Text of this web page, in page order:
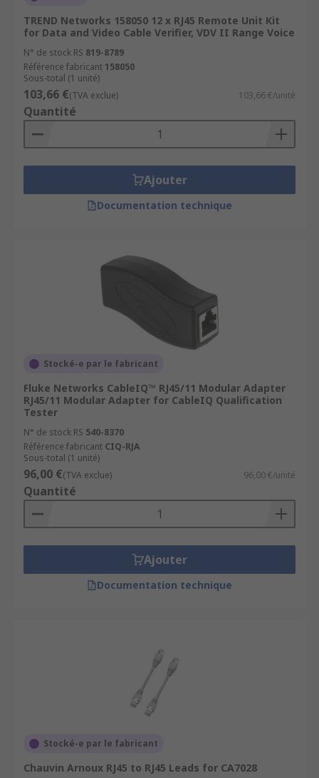
TREND Networks 158050 12 x RJ45 Remote Unit Kit
for Data and Video Cable Verifier, VDV II Range Voice
N° de stock RS 819-8789
Référence fabricant 158050
Sous-total (1 unité)
103,66 €(TVA exclue) 103,66 €/unité
Quantité
Ajouter
Documentation technique
Stocké-e par le fabricant
Fluke Networks CableIQ™ RJ45/11 Modular Adapter
RJ45/11 Modular Adapter for CableIQ Qualification
Tester
N° de stock RS 540-8370
Référence fabricant CIQ-RJA
Sous-total (1 unité)
96,00 €(TVA exclue) 96,00 €/unité
Quantité
Ajouter
Documentation technique
Stocké-e par le fabricant
Chauvin Arnoux RJ45 to RJ45 Leads for CA7028